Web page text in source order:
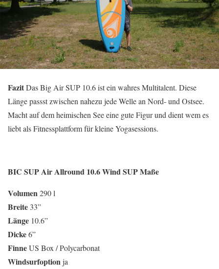
FazitDas Big Air SUP 10.6 ist ein wahres Multitalent. Diese
Länge passst zwischen nahezu jede Welle an Nord- und Ostsee.
Macht auf dem heimischen See eine gute Figur und dient wem es
liebt als Fitnessplattform für kleine Yogasessions.
BIC SUP Air Allround 10.6 Wind SUPMaße
Volumen290 l
Breite 33”
Länge 10.6”
Dicke6”
FinneUS Box / Polycarbonat
Windsurfoptionja